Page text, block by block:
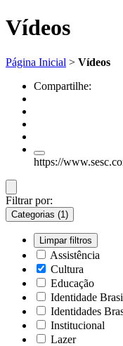
Vídeos
Página Inicial > Vídeos
Compartilhe:
https://
Filtrar por:
Categorias (1)
Limpar filtros
Assistência
Cultura
Educação
Identidade
Identidades
Institucional
Lazer